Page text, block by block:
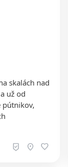
skalách nad
už od
pútnikov,
beenhere location_on favorite